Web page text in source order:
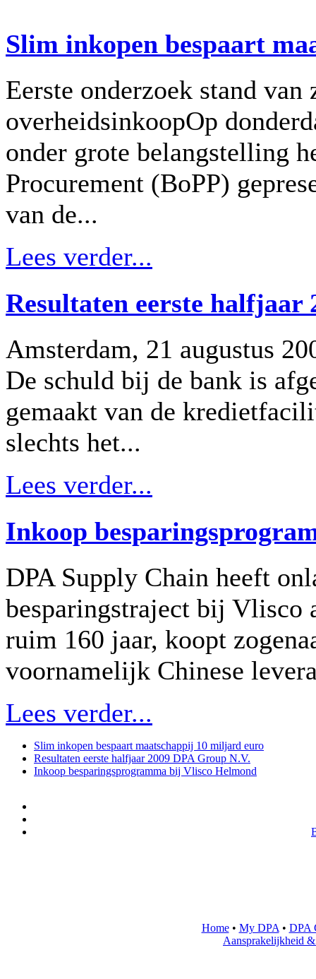
Slim inkopen bespaart
Eerste onderzoek stand van
overheidsinkoopOp
onder grote belangstelling
Procurement (BoPP)
van de...
Lees verder...
Resultaten eerste halfjaar
Amsterdam, 21 augustus
De schuld bij de bank is
gemaakt van de
slechts het...
Lees verder...
Inkoop
DPA Supply Chain heeft
besparingstraject bij Vlisco
ruim 160 jaar, koopt
voornamelijk Chinese
Lees verder...
Slim inkopen bespaart maatschappij 10 miljard euro
Resultaten eerste halfjaar 2009 DPA Group N.V.
Inkoop besparingsprogramma bij Vlisco Helmond
Home• My DPA• DPA
Aansprakelijkheid